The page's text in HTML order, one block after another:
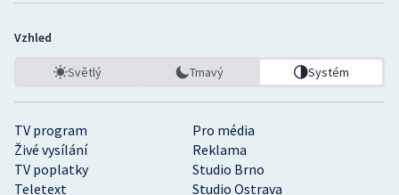
TV program
Pro média
Živé vysílání
Reklama
TV poplatky
Studio Brno
Teletext
Studio Ostrava
Vzhled
Světlý Tmavý Systém